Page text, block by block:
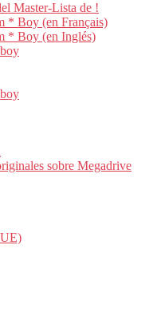
Master-Lista de !
* Boy (en Français)
* Boy (en Inglés)
sobre Megadrive